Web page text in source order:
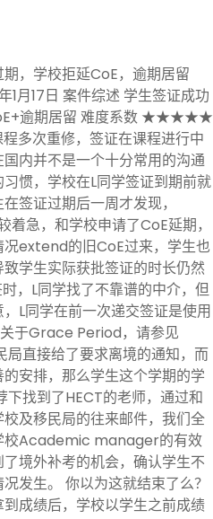
，学校拒延CoE，逾期居留
月17日 案件综述 学生签证成功
逾期居留 难度系数 ★★★★★
多次重修，签证在课程进行中
内并不是一个十分常用的沟通
惯，学校在L同学签证到期前就
签证过期后一周才发现，
急，和学校申请了CoE延期，
extend的旧CoE过来，学生也
学生实际获批签证的时长仍然
，L同学找了不靠谱的中介，但
L同学在前一次递交签证是使用
于Grace Period，请参见
局直接给了要求离境的通知，而
安排，那么学生这个学期的学
找到了HECT的老师，通过和
及移民局的往来邮件，我们全
校Academic manager的有效
境外补考的机会，确认学生不
发生。 你以为这就结束了么？
成绩后，学校以学生之前成绩